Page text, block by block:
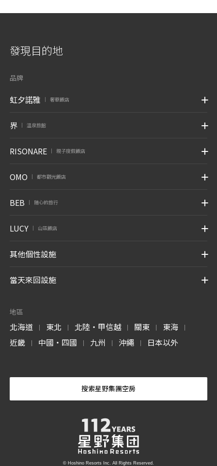
發現目的地
品牌
虹夕諾雅 奢華飯店
界 溫泉旅館
RISONARE 親子度假飯店
OMO 都市觀光飯店
BEB 随心的旅行
LUCY 山區飯店
其他個性設施
當天來回設施
地區
北海道 | 東北 | 北陸・甲信越 | 關東 | 東海 |
近畿 | 中國・四國 | 九州 | 沖繩 | 日本以外
搜索星野集團空房
© Hoshino Resorts Inc. All Rights Reserved.